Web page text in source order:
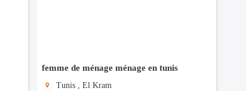
femme de ménage ménage en tunis
Tunis , El Kram